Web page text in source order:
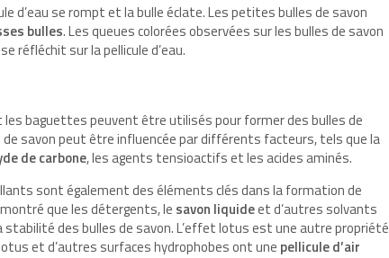
d’eau se rompt et la bulle éclate. Les petites bulles de savon
bulles. Les queues colorées observées sur les bulles de savon
réfléchit sur la pellicule d’eau.
les baguettes peuvent être utilisés pour former des bulles de
savon peut être influencée par différents facteurs, tels que la
de carbone, les agents tensioactifs et les acides aminés.
sont également des éléments clés dans la formation de
que les détergents, le savon liquideet d’autres solvants
stabilité des bulles de savon. L’effet lotus est une autre propriété
et d’autres surfaces hydrophobes ont une pellicule d’air